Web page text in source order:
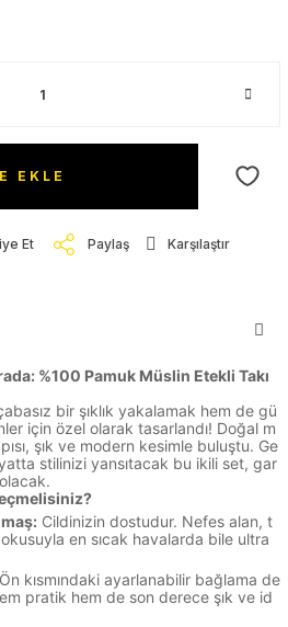
EKLE
Et Paylaş Karşılaştır
%100 Pamuk Müslin Etekli Takı
bir şıklık yakalamak hem de gü
için özel olarak tasarlandı! Doğal m
şık ve modern kesimle buluştu. Ge
stilinizi yansıtacak bu ikili set, gar
Cildinizin dostudur. Nefes alan, t
en sıcak havalarda bile ultra
kısmındaki ayarlanabilir bağlama de
pratik hem de son derece şık ve id